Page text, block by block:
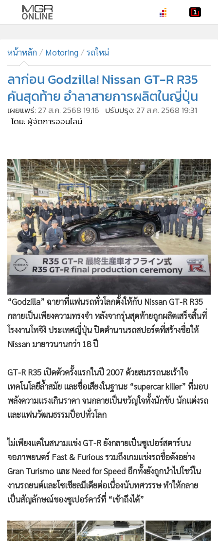
• ทันเหตุการณ์
• ภาคใต้
• ภูมิภาค
• Online Section
• บันเทิง
ผู้จัดการรายวัน
• ละคร
• CbizReview
• Cyber BIZ
• ผู้จัดกวน
• Good health & Well-being
• Green Innovation & SD
Management & HR
• MGR Live
• Infographic
• การเมือง
ท่องเที่ยว
•
• ต่างประเทศ
• เศรษฐกิจ-ธุรกิจ
• จีน
• ชุมชน-คุณภาพชีวิต
• อาชญากรรม
• เกม
• วิทยาศาสตร์
• SMEs
• หุ้น
• อินโดจีน
• กองทุนรวม
• Celeb Online
หน้าหลัก Motoring รถใหม่
ลาก่อน Godzilla! Nissan GT-R R35
คันสุดท้าย อำลาสายการผลิตในญี่ปุ่น
เผยแพร่: 27 ส.ค. 2568 19:16 ปรับปรุง: 27 ส.ค. 2568 19:31
โดย: ผู้จัดการออนไลน์
“Godzilla” ฉายาที่แฟนรถทั่วโลกตั้งให้กับ Nissan GT-R R35
กลายเป็นเพียงความทรงจำ หลังจากรุ่นสุดท้ายถูกผลิตเสร็จสิ้นที่
โรงงานโทจิงิ ประเทศญี่ปุ่น ปิดตำนานรถสปอร์ตที่สร้างชื่อให้
Nissan มายาวนานกว่า 18 ปี
GT-R R35 เปิดตัวครั้งแรกในปี 2007 ด้วยสมรรถนะเร้าใจ
เทคโนโลยีล้ำสมัย และชื่อเสียงในฐานะ “supercar killer” ที่มอบ
พลังความแรงเกินราคา จนกลายเป็นขวัญใจทั้งนักขับ นักแต่งรถ
และแฟนวัฒนธรรมป็อปทั่วโลก
ไม่เพียงแค่ในสนามแข่ง GT-R ยังกลายเป็นซูเปอร์สตาร์บน
จอภาพยนตร์ Fast & Furious รวมถึงเกมแข่งรถชื่อดังอย่าง
Gran Turismo และ Need for Speed อีกทั้งยังถูกนำไปโชว์ใน
งานรถยนต์และโซเชียลมีเดียต่อเนื่องนับทศวรรษ ทำให้กลาย
เป็นสัญลักษณ์ของซูเปอร์คาร์ที่ “เข้าถึงได้”